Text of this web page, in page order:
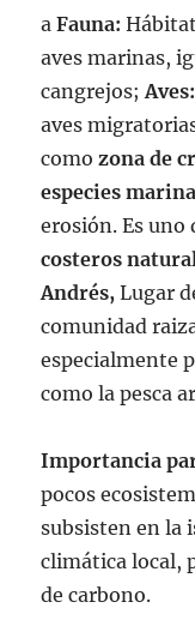
aFauna:
aves marinas,
cangrejos;Aves:
aves
comozona de
especies
erosión. Es uno
costeros
Andrés,Lugar
comunidad
especialmente
como la pesca
Importancia
pocos
subsisten en la
climática local,
de carbono.